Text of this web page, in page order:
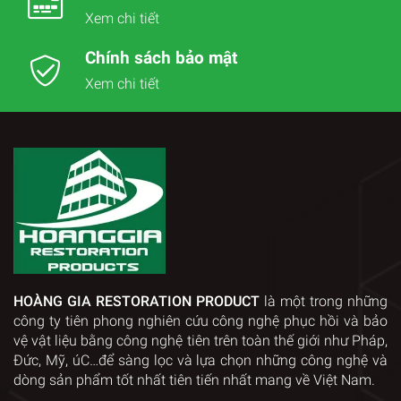
Xem chi tiết
Chính sách bảo mật
Xem chi tiết
HOÀNG GIA RESTORATION PRODUCT là một trong những
công ty tiên phong nghiên cứu công nghệ phục hồi và bảo
vệ vật liệu bằng công nghệ tiên trên toàn thế giới như Pháp,
Đức, Mỹ, úC…để sàng lọc và lựa chọn những công nghệ và
dòng sản phẩm tốt nhất tiên tiến nhất mang về Việt Nam.